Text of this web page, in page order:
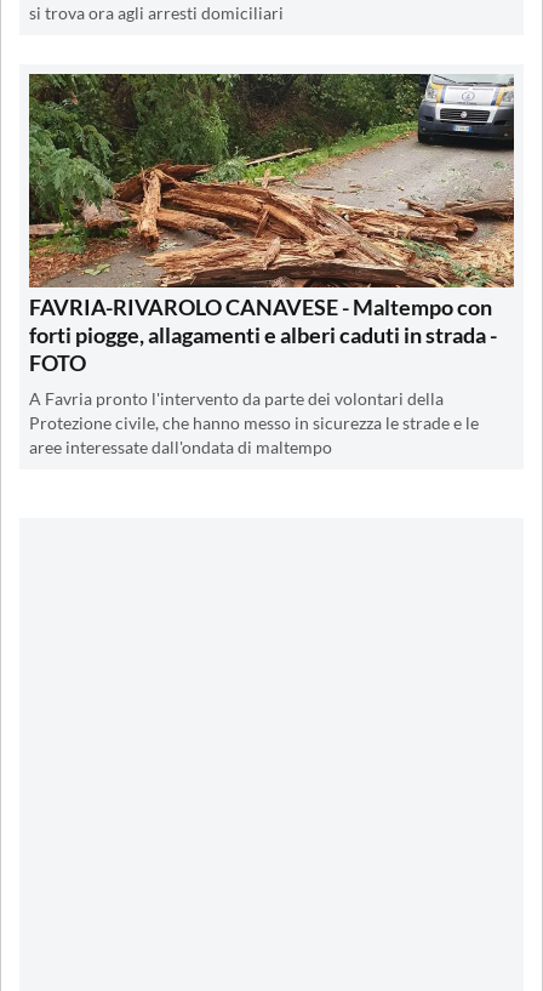
si trova ora agli arresti domiciliari
FAVRIA-RIVAROLO CANAVESE - Maltempo con
forti piogge, allagamenti e alberi caduti in strada -
FOTO
A Favria pronto l'intervento da parte dei volontari della
Protezione civile, che hanno messo in sicurezza le strade e le
aree interessate dall'ondata di maltempo